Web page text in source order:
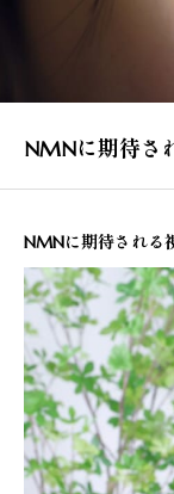
NMNに期待さ
NMNに期待される